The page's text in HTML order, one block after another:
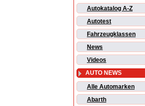
Autokatalog A-Z
Autotest
Fahrzeugklassen
News
Videos
AUTO NEWS
Alle Automarken
Abarth